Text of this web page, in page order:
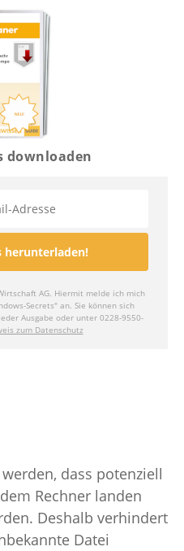
dass potenziell
Rechner landen
Deshalb verhindert
Datei